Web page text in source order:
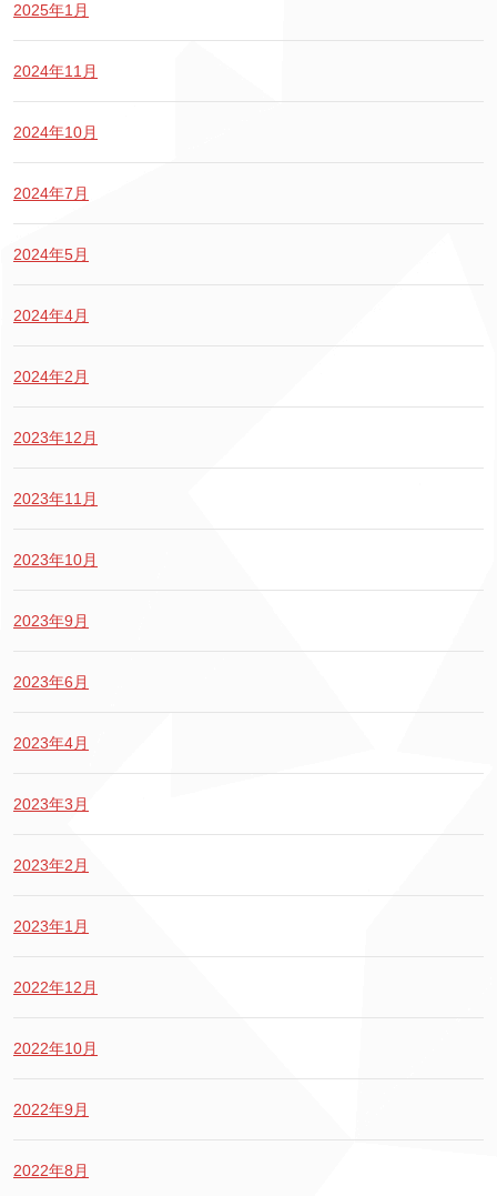
2025年1月
2024年11月
2024年10月
2024年7月
2024年5月
2024年4月
2024年2月
2023年12月
2023年11月
2023年10月
2023年9月
2023年6月
2023年4月
2023年3月
2023年2月
2023年1月
2022年12月
2022年10月
2022年9月
2022年8月